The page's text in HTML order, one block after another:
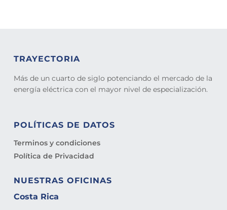
TRAYECTORIA
Más de un cuarto de siglo potenciando el mercado de la
energía eléctrica con el mayor nivel de especialización.
POLÍTICAS DE DATOS
Terminos y condiciones
Política de Privacidad
NUESTRAS OFICINAS
Costa Rica